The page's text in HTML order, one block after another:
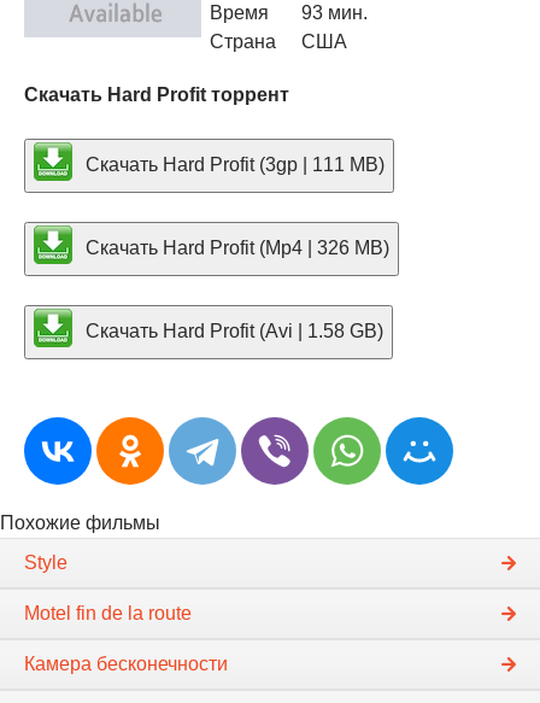
Время
93 мин.
Страна
США
Скачать Hard Profit торрент
Скачать Hard Profit (3gp | 111 MB)
Скачать Hard Profit (Mp4 | 326 MB)
Скачать Hard Profit (Avi | 1.58 GB)
Похожие фильмы
Style
Motel fin de la route
Камера бесконечности